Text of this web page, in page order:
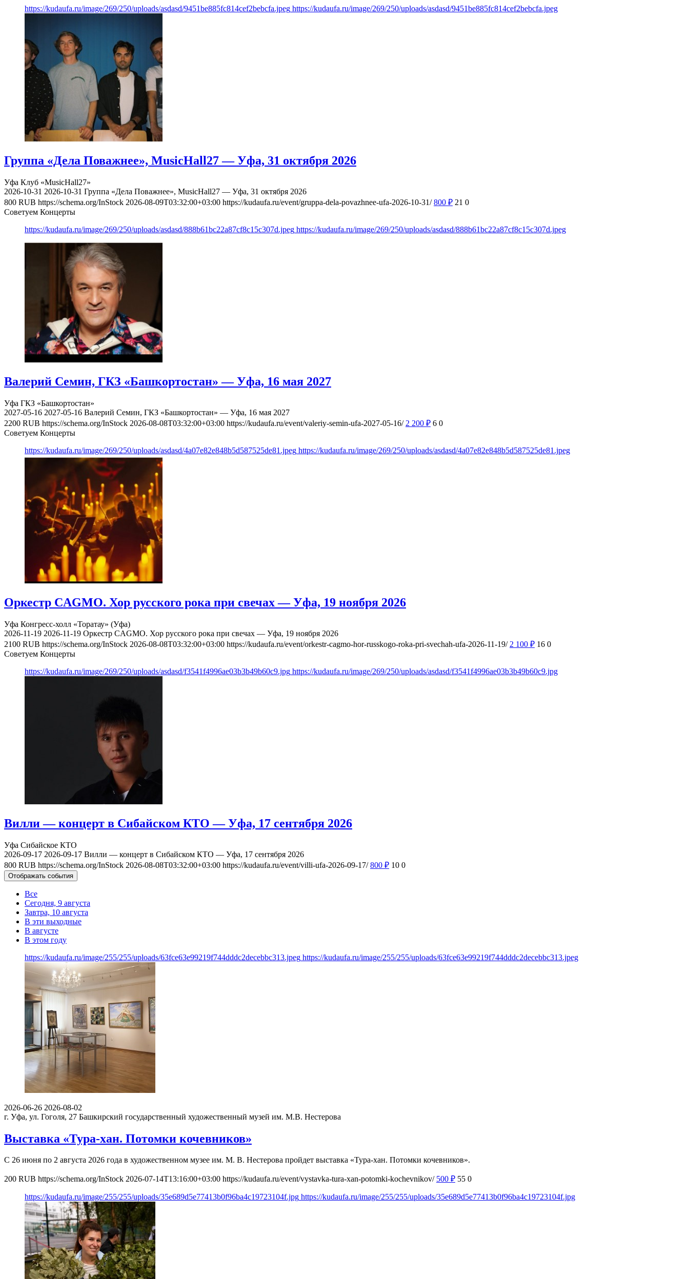
https://kudaufa.ru/image/269/250/uploads/asdasd/9451be885fc814cef2bebcfa.jpeg https://kudaufa.ru/image/269/250/uploads/asdasd/9451be885fc814cef2bebcfa.jpeg
Группа «Дела Поважнее», MusicHall27 — Уфа, 31 октября 2026
Уфа Клуб «MusicHall27»
2026-10-31 2026-10-31 Группа «Дела Поважнее», MusicHall27 — Уфа, 31 октября 2026
800 RUB https://schema.org/InStock 2026-08-09T03:32:00+03:00 https://kudaufa.ru/event/gruppa-dela-povazhnee-ufa-2026-10-31/ 800 ₽ 21 0
Советуем Концерты
https://kudaufa.ru/image/269/250/uploads/asdasd/888b61bc22a87cf8c15c307d.jpeg https://kudaufa.ru/image/269/250/uploads/asdasd/888b61bc22a87cf8c15c307d.jpeg
Валерий Семин, ГКЗ «Башкортостан» — Уфа, 16 мая 2027
Уфа ГКЗ «Башкортостан»
2027-05-16 2027-05-16 Валерий Семин, ГКЗ «Башкортостан» — Уфа, 16 мая 2027
2200 RUB https://schema.org/InStock 2026-08-08T03:32:00+03:00 https://kudaufa.ru/event/valeriy-semin-ufa-2027-05-16/ 2 200 ₽ 6 0
Советуем Концерты
https://kudaufa.ru/image/269/250/uploads/asdasd/4a07e82e848b5d587525de81.jpeg https://kudaufa.ru/image/269/250/uploads/asdasd/4a07e82e848b5d587525de81.jpeg
Оркестр CAGMO. Хор русского рока при свечах — Уфа, 19 ноября 2026
Уфа Конгресс-холл «Торатау» (Уфа)
2026-11-19 2026-11-19 Оркестр CAGMO. Хор русского рока при свечах — Уфа, 19 ноября 2026
2100 RUB https://schema.org/InStock 2026-08-08T03:32:00+03:00 https://kudaufa.ru/event/orkestr-cagmo-hor-russkogo-roka-pri-svechah-ufa-2026-11-19/ 2 100 ₽ 16 0
Советуем Концерты
https://kudaufa.ru/image/269/250/uploads/asdasd/f3541f4996ae03b3b49b60c9.jpg https://kudaufa.ru/image/269/250/uploads/asdasd/f3541f4996ae03b3b49b60c9.jpg
Вилли — концерт в Сибайском КТО — Уфа, 17 сентября 2026
Уфа Сибайское КТО
2026-09-17 2026-09-17 Вилли — концерт в Сибайском КТО — Уфа, 17 сентября 2026
800 RUB https://schema.org/InStock 2026-08-08T03:32:00+03:00 https://kudaufa.ru/event/villi-ufa-2026-09-17/ 800 ₽ 10 0
Отображать события
Все
Сегодня, 9 августа
Завтра, 10 августа
В эти выходные
В августе
В этом году
https://kudaufa.ru/image/255/255/uploads/63fce63e99219f744dddc2decebbc313.jpeg https://kudaufa.ru/image/255/255/uploads/63fce63e99219f744dddc2decebbc313.jpeg
2026-06-26 2026-08-02
г. Уфа, ул. Гоголя, 27 Башкирский государственный художественный музей им. М.В. Нестерова
Выставка «Тура-хан. Потомки кочевников»
С 26 июня по 2 августа 2026 года в художественном музее им. М. В. Нестерова пройдет выставка «Тура-хан. Потомки кочевников».
200 RUB https://schema.org/InStock 2026-07-14T13:16:00+03:00 https://kudaufa.ru/event/vystavka-tura-xan-potomki-kochevnikov/ 500 ₽ 55 0
https://kudaufa.ru/image/255/255/uploads/35e689d5e77413b0f96ba4c19723104f.jpg https://kudaufa.ru/image/255/255/uploads/35e689d5e77413b0f96ba4c19723104f.jpg